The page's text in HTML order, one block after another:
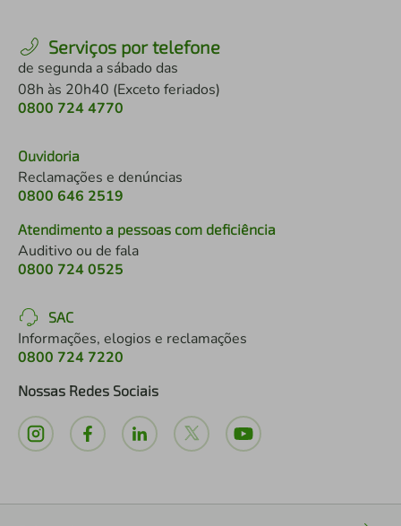
Serviços por telefone
de segunda a sábado das
08h às 20h40 (Exceto feriados)
0800 724 4770
Ouvidoria
Reclamações e denúncias
0800 646 2519
Atendimento a pessoas com deficiência
Auditivo ou de fala
0800 724 0525
SAC
Informações, elogios e reclamações
0800 724 7220
Nossas Redes Sociais